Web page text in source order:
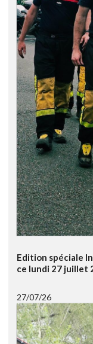
Edition spéciale
ce lundi 27 juillet
27/07/26